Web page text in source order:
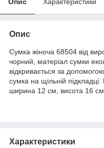
Опис
Сумка жіноча 68504 від
чорний, матеріал сумки
відкривається за
сумка на щільній
ширина 12 см, висота 16 см.
Характеристики